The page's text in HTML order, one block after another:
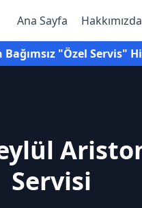
Ana Sayfa Hakkımızda
"Özel Servis"
Servisi